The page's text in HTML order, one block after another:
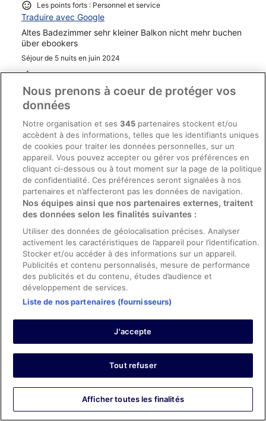
Les points forts : Personnel et service
Traduire avec Google
Altes Badezimmer sehr kleiner Balkon nicht mehr buchen
über ebookers
Séjour de 5 nuits en juin 2024
0
Avis vérifié
10/10 Excellent
Rudolf
28 avr. 2024
Les points forts : Propreté, personnel et service, équipements
et infrastructures et conditions de l’hébergement
Traduire avec Google
Sehr freundliches Personal Essen sehr gut
Séjour de 7 nuits en avril 2024
0
Avis vérifié
10/10 Excellent
Bettina
Les points forts : Propreté, personnel et service, infrastructures
Traduire avec Google
Wir waren eine Nacht dort tolles Flair ...mit Liebe zum
detail eingerichtet... Mega grosses reichhaltiges
Frühstück selbst für gesundheits bewusste ...regionale
Produkte ...für die heutige Zeit eine wahre Oase zum
kurz Energie tanken.Die lage einfach perfekt keine
Nous prenons à coeur de protéger vos
données
Notre organisation et ses345 partenaires stockent et/ou
accèdent à des informations, telles que les identifiants uniques
de cookies pour traiter les données personnelles, sur un
appareil. Vous pouvez accepter ou gérer vos préférences en
cliquant ci-dessous ou à tout moment sur la page de la politique
de confidentialité. Ces préférences seront signalées à nos
partenaires et n’affecteront pas les données de navigation.
Nos équipes ainsi que nos partenaires externes, traitent
des données selon les finalités suivantes :
Utiliser des données de géolocalisation précises. Analyser
activement les caractéristiques de l’appareil pour l’identification.
Stocker et/ou accéder à des informations sur un appareil.
Publicités et contenu personnalisés, mesure de performance
des publicités et du contenu, études d’audience et
développement de services.
Liste de nos partenaires (fournisseurs)
J'accepte
Tout refuser
Afficher toutes les finalités